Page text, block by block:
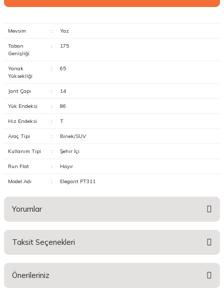
Mevsim : Yaz
Taban
Genişliği
: 175
Yanak
Yüksekliği
: 65
Jant Çapı : 14
Yük Endeksi : 86
Hız Endeksi : T
Araç Tipi : Binek/SUV
Kullanım Tipi : Şehir İçi
Run Flat : Hayır
Model Adı : Elegant PT311
Yorumlar
Taksit Seçenekleri
Önerileriniz